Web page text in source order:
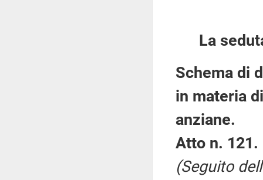
La
Schema di
in materia
anziane.
Atto n. 121.
(Seguito